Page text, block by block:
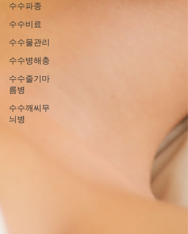
수수파종
수수비료
수수물관리
수수병해충
수수줄기마
름병
수수깨씨무
늬병